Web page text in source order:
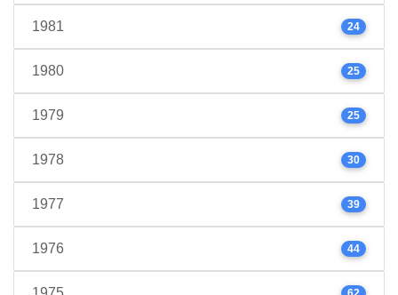
1981 24
1980 25
1979 25
1978 30
1977 39
1976 44